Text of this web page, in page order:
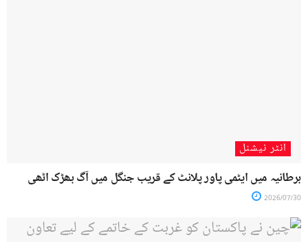
انٹر نیشنل
برطانیہ میں ایٹمی پاور پلانٹ کے قریب جنگل میں آگ بھڑک اٹھی
2026/07/30